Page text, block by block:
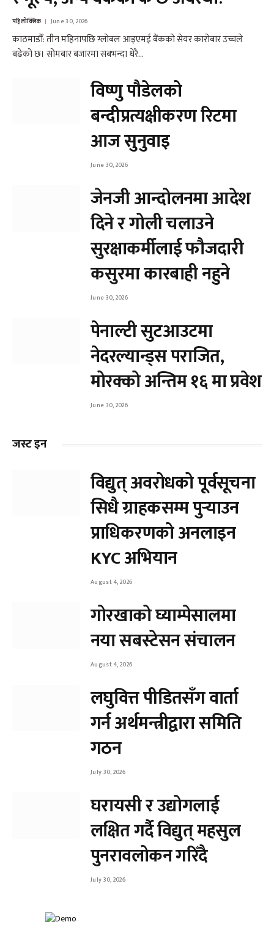
पहिलोक्लिक June 30, 2026
काठमाडौँ: तीन महिनापछि ग्लोबल आइएमई बैंकको सेयर कारोबार उच्चले
बढेको छ। सोमबार बजारमा सबभन्दा धेरै…
विष्णु पौडेलको
बन्दीप्रत्यक्षीकरण रिटमा
आज सुनुवाइ
June 30, 2026
जेनजी आन्दोलनमा आदेश
दिने र गोली चलाउने
सुरक्षाकर्मीलाई फौजदारी
कसुरमा कारबाही नहुने
June 30, 2026
पेनाल्टी सुटआउटमा
नेदरल्यान्ड्स पराजित,
मोरक्को अन्तिम १६ मा प्रवेश
June 30, 2026
जस्ट इन
विद्युत् अवरोधको पूर्वसूचना
सिधै ग्राहकसम्म पुर्‍याउन
प्राधिकरणको अनलाइन
KYC अभियान
August 4, 2026
गोरखाको घ्याम्पेसालमा
नया सबस्टेसन संचालन
August 4, 2026
लघुवित्त पीडितसँग वार्ता
गर्न अर्थमन्त्रीद्वारा समिति
गठन
July 30, 2026
घरायसी र उद्योगलाई
लक्षित गर्दै विद्युत् महसुल
पुनरावलोकन गरिँदै
July 30, 2026